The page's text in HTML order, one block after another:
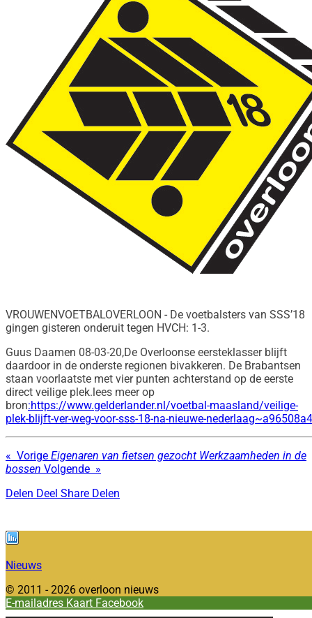
VROUWENVOETBALOVERLOON - De voetbalsters van SSS’18
gingen gisteren onderuit tegen HVCH: 1-3.
Guus Daamen 08-03-20,De Overloonse eersteklasser blijft
daardoor in de onderste regionen bivakkeren. De Brabantsen
staan voorlaatste met vier punten achterstand op de eerste
direct veilige plek.lees meer op
bron:https://www.gelderlander.nl/voetbal-maasland/veilige-
plek-blijft-ver-weg-voor-sss-18-na-nieuwe-
« Vorige Eigenaren van fietsen gezocht Werkzaamheden in de
bossen Volgende »
Delen Deel Share Delen
Nieuws
© 2011 - 2026 overloon nieuws
E-mailadres Kaart Facebook